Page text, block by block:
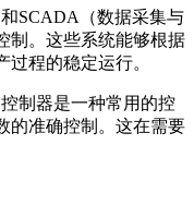
SCADA（数据采集与
制。这些系统能够根据
程的稳定运行。
制器是一种常用的控
的准确控制。这在需要